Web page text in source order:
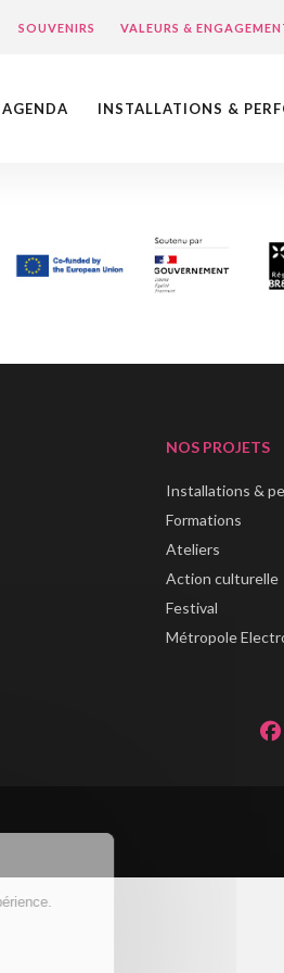
SOUVENIRS VALEURS &
AGENDA INSTALLATIONS &
NOS PROJETS
Installations &
Formations
Ateliers
Action culturelle
Festival
Métropole
votre expérience.